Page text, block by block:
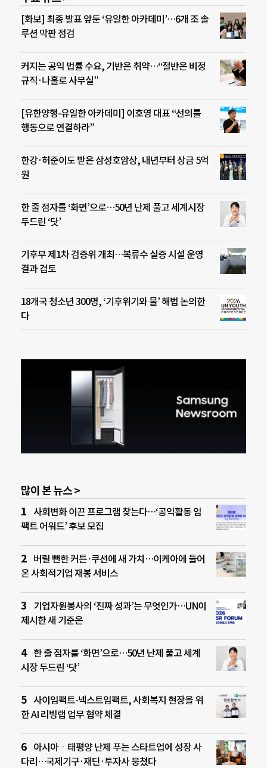
[화보] 최종 발표 앞둔 ‘유일한 아카데미’…6개 조 솔
루션 막판 점검
커지는 공익 법률 수요, 기반은 취약…“절반은 비정
규직·나홀로 사무실”
[유한양행-유일한 아카데미] 이호영 대표 “선의를
행동으로 연결하라”
한강·허준이도 받은 삼성호암상, 내년부터 상금 5억
원
한 줄 점자를 ‘화면’으로…50년 난제 풀고 세계시장
두드린 ‘닷’
기후부 제1차 검증위 개최…복류수 실증 시설 운영
결과 검토
18개국 청소년 300명, ‘기후위기와 물’ 해법 논의한
다
많이 본 뉴스 >
사회변화 이끈 프로그램 찾는다…‘공익활동 임
팩트 어워드’ 후보 모집
버릴 뻔한 커튼·쿠션에 새 가치…이케아에 들어
온 사회적기업 재봉 서비스
기업자원봉사의 ‘진짜 성과’는 무엇인가…UN이
제시한 새 기준은
한 줄 점자를 ‘화면’으로…50년 난제 풀고 세계
시장 두드린 ‘닷’
사이임팩트-넥스트임팩트, 사회복지 현장을 위
한 AI 리빙랩 업무 협약 체결
아시아ㆍ태평양 난제 푸는 스타트업에 성장 사
다리…국제기구·재단·투자사 뭉쳤다